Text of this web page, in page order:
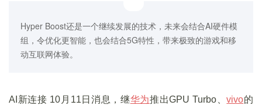
Hyper Boost还是一个继续发展的技术，未来会结合AI硬件模
组，令优化更智能，也会结合5G特性，带来极致的游戏和移
动互联网体验。
AI新连接 10月11日消息，继华为推出GPU Turbo、vivo的